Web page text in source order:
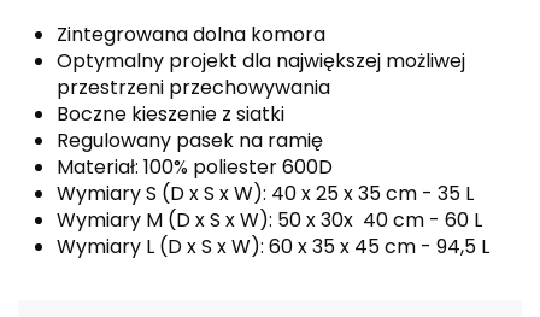
Zintegrowana dolna komora
Optymalny projekt dla największej możliwej
przestrzeni przechowywania
Boczne kieszenie z siatki
Regulowany pasek na ramię
Materiał: 100% poliester 600D
Wymiary S (D x S x W): 40 x 25 x 35 cm - 35 L
Wymiary M (D x S x W): 50 x 30x 40 cm - 60 L
Wymiary L (D x S x W): 60 x 35 x 45 cm - 94,5 L